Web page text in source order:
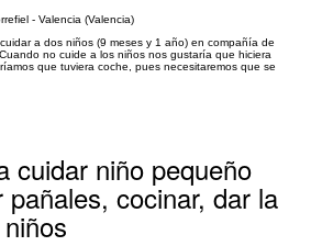
- Valencia (Valencia)
a dos niños (9 meses y 1 año) en compañía de
no cuide a los niños nos gustaría que hiciera
que tuviera coche, pues necesitaremos que se
cuidar niño pequeño
pañales, cocinar, dar la